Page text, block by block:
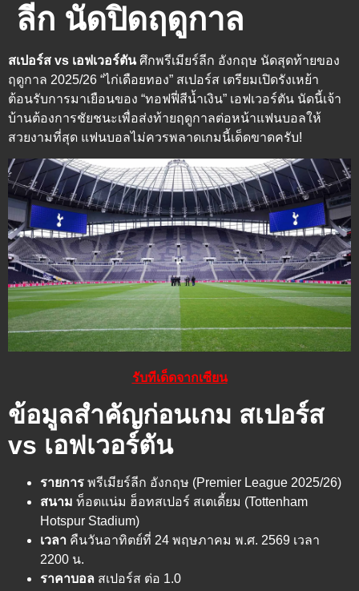
ลีก นัดปิดฤดูกาล
สเปอร์ส vs เอฟเวอร์ตันศึกพรีเมียร์ลีก อังกฤษ นัดสุดท้ายของ
ฤดูกาล 2025/26 “ไก่เดือยทอง” สเปอร์ส เตรียมเปิดรังเหย้า
ต้อนรับการมาเยือนของ “ทอฟฟี่สีน้ำเงิน” เอฟเวอร์ตัน นัดนี้เจ้า
บ้านต้องการชัยชนะเพื่อส่งท้ายฤดูกาลต่อหน้าแฟนบอลให้
สวยงามที่สุด แฟนบอลไม่ควรพลาดเกมนี้เด็ดขาดครับ!
รับทีเด็ดจากเซียน
ข้อมูลสำคัญก่อนเกม สเปอร์ส
vs เอฟเวอร์ตัน
รายการ พรีเมียร์ลีก อังกฤษ (Premier League 2025/26)
สนาม ท็อตแน่ม ฮ็อทสเปอร์ สเตเดี้ยม (Tottenham
Hotspur Stadium)
เวลา คืนวันอาทิตย์ที่ 24 พฤษภาคม พ.ศ. 2569 เวลา
2200 น.
ราคาบอล สเปอร์ส ต่อ 1.0